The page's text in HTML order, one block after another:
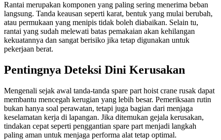
Rantai merupakan komponen yang paling sering menerima beban
langsung. Tanda keausan seperti karat, bentuk yang mulai berubah,
atau permukaan yang menipis tidak boleh diabaikan. Selain tu,
rantai yang sudah melewati batas pemakaian akan kehilangan
kekuatannya dan sangat berisiko jika tetap digunakan untuk
pekerjaan berat.
Pentingnya Deteksi Dini Kerusakan
Mengenali sejak awal tanda-tanda spare part hoist crane rusak dapat
membantu mencegah kerugian yang lebih besar. Pemeriksaan rutin
bukan hanya soal perawatan, tetapi juga bagian dari menjaga
keselamatan kerja di lapangan. Jika ditemukan gejala kerusakan,
tindakan cepat seperti penggantian spare part menjadi langkah
paling aman untuk menjaga performa alat tetap optimal.